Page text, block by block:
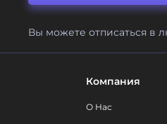
Вы можете отписаться в
Компания
О Нас